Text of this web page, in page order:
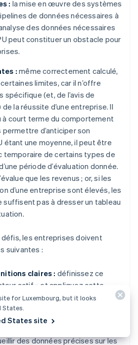
: la mise en œuvre des systèmes
de données nécessaires à
des données nécessaires
peut constituer un obstacle pour
: même correctement calculé,
certaines limites, car il n’offre
spécifique (et, de l’avis de
la réussite d’une entreprise. Il
à court terme du comportement
d’anticiper son
étant une moyenne, il peut être
temporaire de certains types de
période d’évaluation donnée.
que les revenus ; or, si les
d’une entreprise sont élevés, les
suffisent pas à dresser un tableau
les entreprises doivent
suivantes :
claires : définissez ce
actif » et appliquez cette
constante à tous vos calculs.
systèmes de suivi :
des données précises sur les
for Luxembourg, but it looks
States.
States site